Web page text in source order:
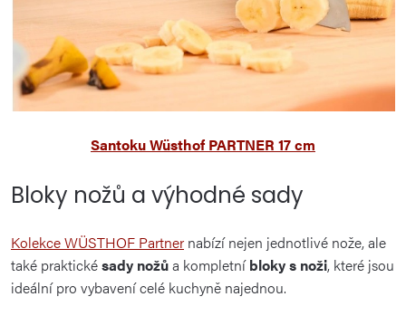
Santoku Wüsthof PARTNER 17 cm
Bloky nožů a výhodné sady
Kolekce WÜSTHOF Partner nabízí nejen jednotlivé nože, ale
také praktickésady nožůa kompletníbloky s noži, které jsou
ideální pro vybavení celé kuchyně najednou.